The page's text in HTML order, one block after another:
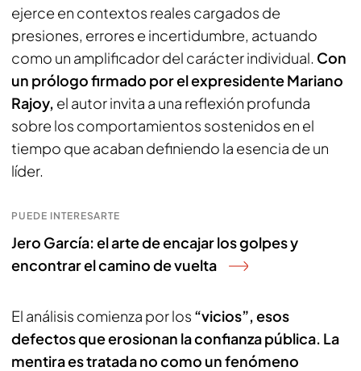
ejerce en contextos reales cargados de
presiones, errores e incertidumbre, actuando
como un amplificador del carácter individual. Con
un prólogo firmado por el expresidente Mariano
Rajoy, el autor invita a una reflexión profunda
sobre los comportamientos sostenidos en el
tiempo que acaban definiendo la esencia de un
líder.
PUEDE INTERESARTE
Jero García: el arte de encajar los golpes y
encontrar el camino de vuelta
El análisis comienza por los “vicios”, esos
defectos que erosionan la confianza pública. La
mentira es tratada no como un fenómeno